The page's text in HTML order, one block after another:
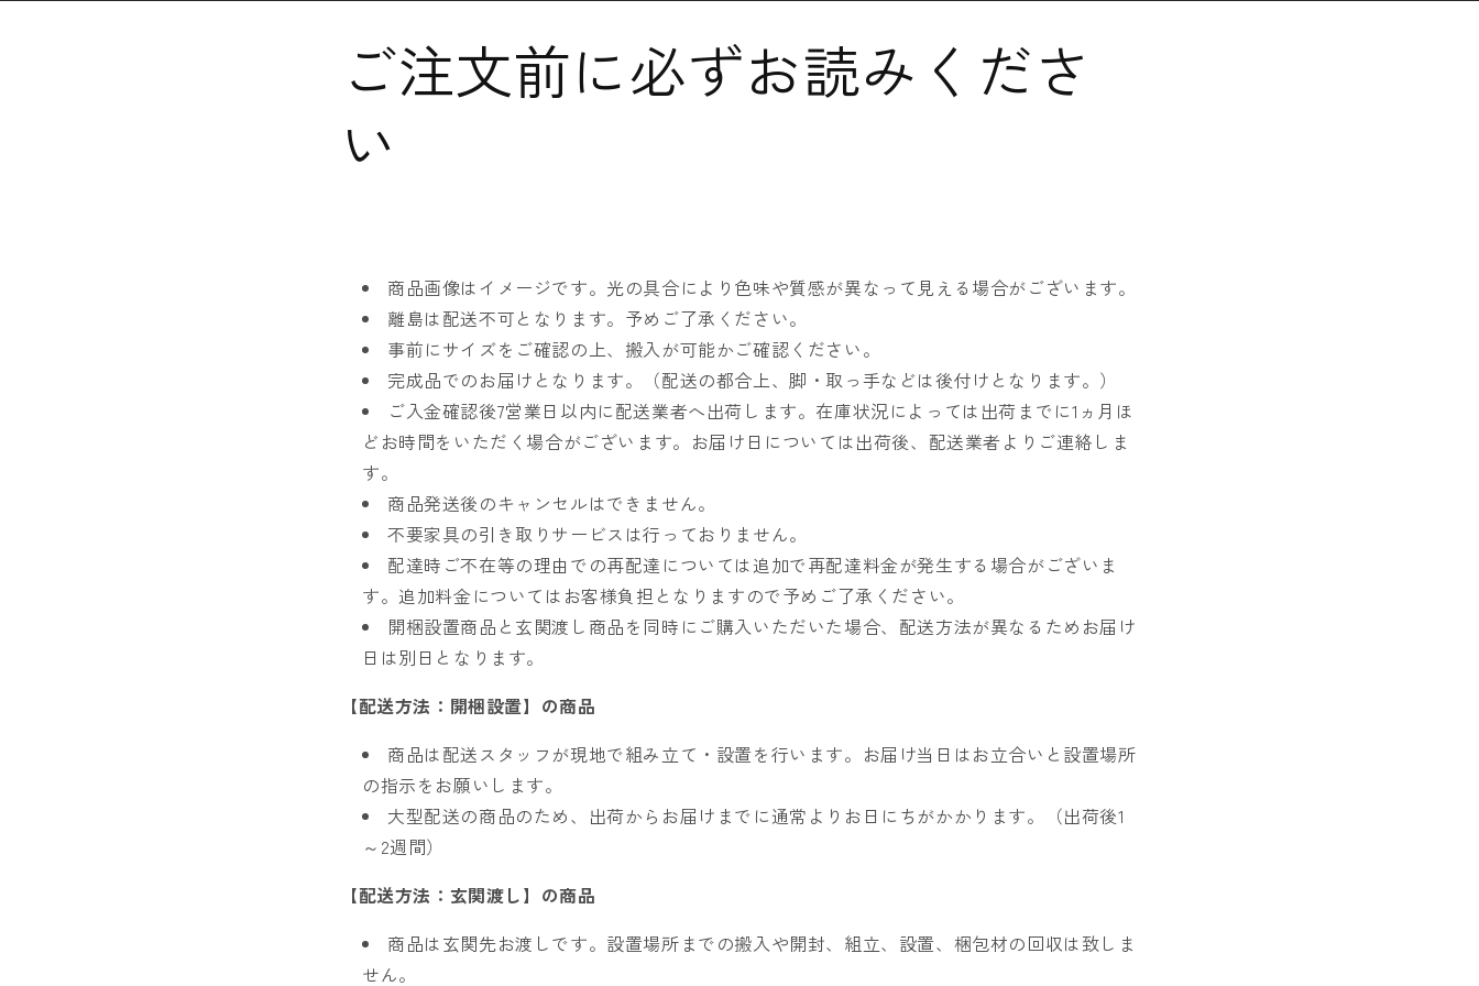
ご注文前に必ずお読みくださ
い
商品画像はイメージです。光の具合により色味や質感が異なって見える場合がございます。
離島は配送不可となります。予めご了承ください。
事前にサイズをご確認の上、搬入が可能かご確認ください。
完成品でのお届けとなります。（配送の都合上、脚・取っ手などは後付けとなります。）
ご入金確認後7営業日以内に配送業者へ出荷します。在庫状況によっては出荷までに1ヵ月ほ
どお時間をいただく場合がございます。お届け日については出荷後、配送業者よりご連絡しま
す。
商品発送後のキャンセルはできません。
不要家具の引き取りサービスは行っておりません。
配達時ご不在等の理由での再配達については追加で再配達料金が発生する場合がございま
す。追加料金についてはお客様負担となりますので予めご了承ください。
開梱設置商品と玄関渡し商品を同時にご購入いただいた場合、配送方法が異なるためお届け
日は別日となります。
【配送方法：開梱設置】の商品
商品は配送スタッフが現地で組み立て・設置を行います。お届け当日はお立合いと設置場所
の指示をお願いします。
大型配送の商品のため、出荷からお届けまでに通常よりお日にちがかかります。（出荷後1
～2週間）
【配送方法：玄関渡し】の商品
商品は玄関先お渡しです。設置場所までの搬入や開封、組立、設置、梱包材の回収は致しま
せん。